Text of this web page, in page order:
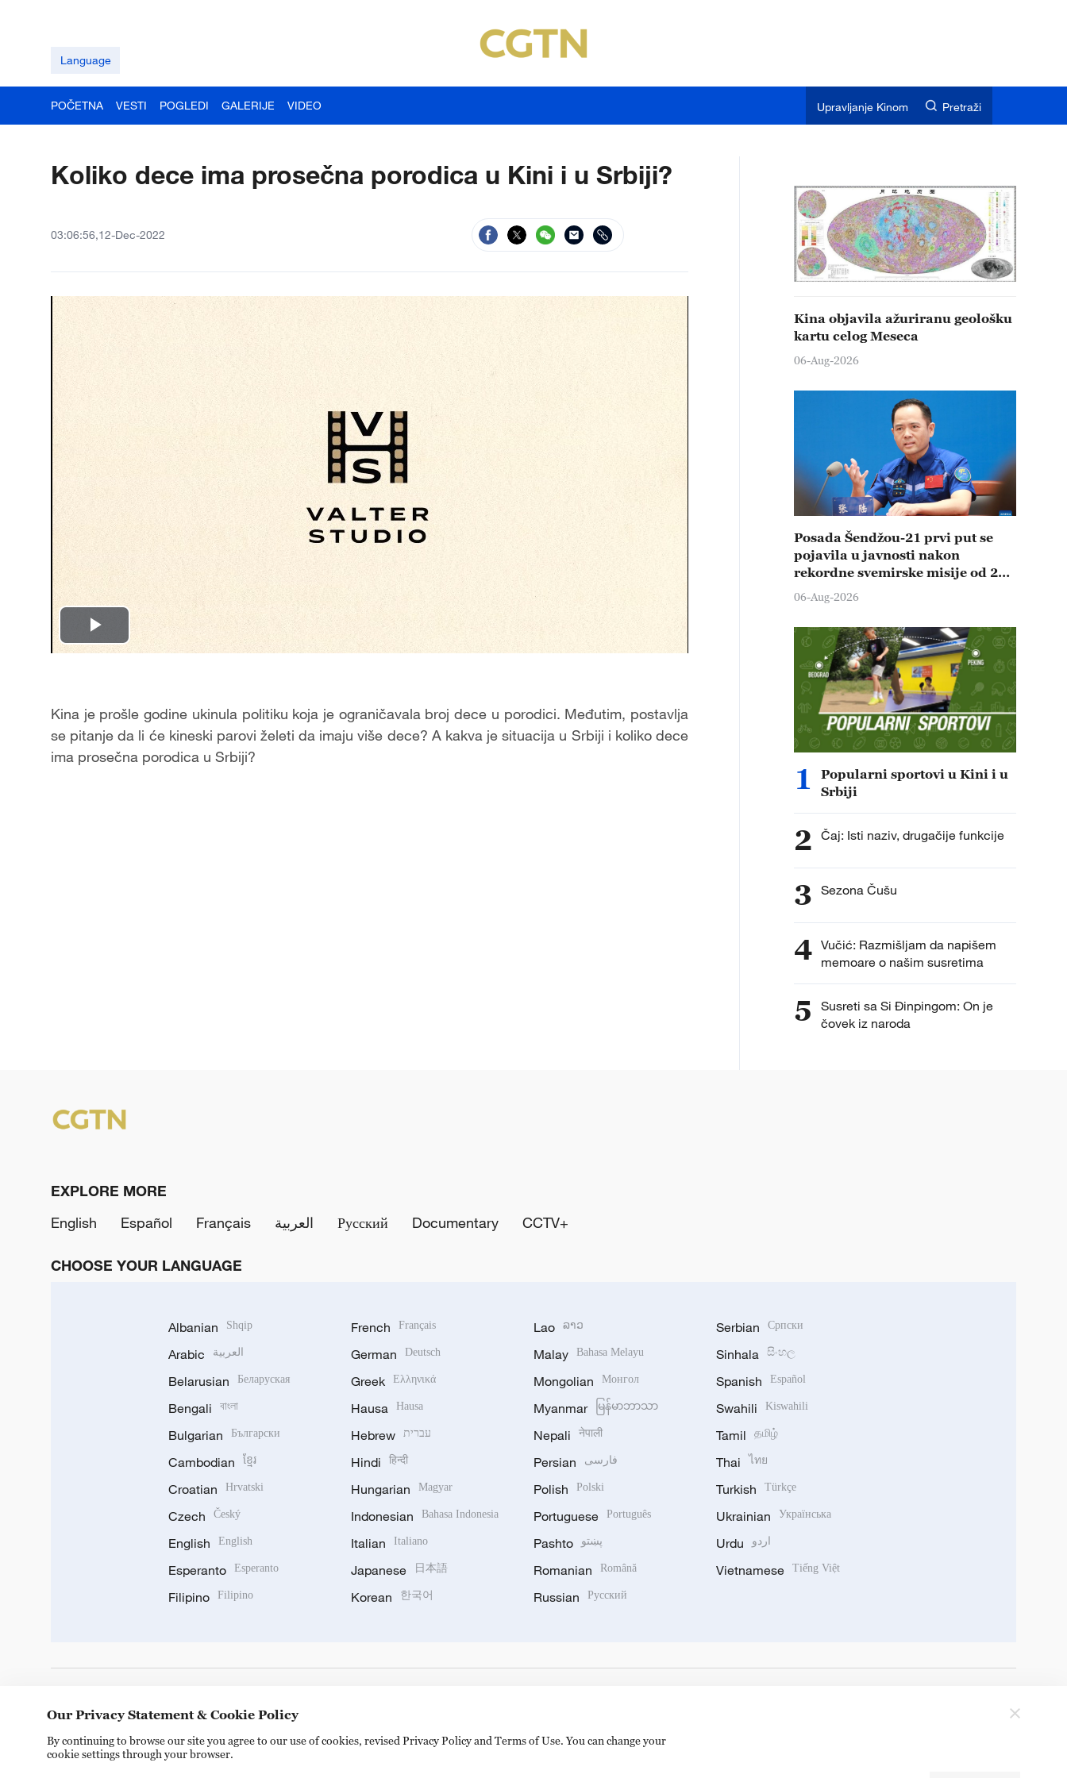
Language
POČETNA VESTI POGLEDI GALERIJE VIDEO Upravljanje Kinom Pretraži
Koliko dece ima prosečna porodica u Kini i u Srbiji?
03:06:56,12-Dec-2022
Play
Kina je prošle godine ukinula politiku koja je ograničavala broj dece u porodici. Međutim, postavlja
se pitanje da li će kineski parovi želeti da imaju više dece? A kakva je situacija u Srbiji i koliko dece
ima prosečna porodica u Srbiji?
Kina objavila ažuriranu geološku
kartu celog Meseca
06-Aug-2026
Posada Šendžou-21 prvi put se
pojavila u javnosti nakon
rekordne svemirske misije od 210
dana
06-Aug-2026
1
Popularni sportovi u Kini i u
Srbiji
2 Čaj: Isti naziv, drugačije funkcije
3 Sezona Čušu
4 Vučić: Razmišljam da napišem
memoare o našim susretima
5
Susreti sa Si Đinpingom: On je
čovek iz naroda
EXPLORE MORE
English
Español Français العربية Русский Documentary CCTV+
CHOOSE YOUR LANGUAGE
Albanian Shqip
Arabic العربية
Belarusian Беларуская
Bengali বাংলা
Bulgarian Български
Cambodian ខ្មែរ
Croatian Hrvatski
Czech Český
English English
Esperanto Esperanto
Filipino Filipino
French Français
German Deutsch
Greek Ελληνικά
Hausa Hausa
Hebrew עברית
Hindi हिन्दी
Hungarian Magyar
Indonesian Bahasa Indonesia
Italian Italiano
Japanese 日本語
Korean 한국어
Lao ລາວ
Malay Bahasa Melayu
Mongolian Монгол
Myanmar မြန်မာဘာသာ
Nepali नेपाली
Persian فارسی
Polish Polski
Portuguese Português
Pashto پښتو
Romanian Română
Russian Русский
Serbian Српски
Sinhala සිංහල
Spanish Español
Swahili Kiswahili
Tamil தமிழ்
Thai ไทย
Turkish Türkçe
Ukrainian Українська
Urdu اردو
Vietnamese Tiếng Việt
Our Privacy Statement & Cookie Policy
By continuing to browse our site you agree to our use of cookies, revised Privacy Policy and Terms of Use. You can change your
cookie settings through your browser.